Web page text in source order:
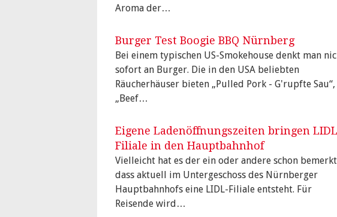
Aroma der…
Burger Test Boogie BBQ Nürnberg
Bei einem typischen US-Smokehouse denkt man
sofort an Burger. Die in den USA beliebten
Räucherhäuser bieten „Pulled Pork - G'rupfte Sau“,
„Beef…
Eigene Ladenöffnungszeiten bringen LIDL
Filiale in den Hauptbahnhof
Vielleicht hat es der ein oder andere schon
dass aktuell im Untergeschoss des Nürnberger
Hauptbahnhofs eine LIDL-Filiale entsteht. Für
Reisende wird…